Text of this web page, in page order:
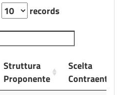
records
Struttura
Proponente
Scelta
Contraente